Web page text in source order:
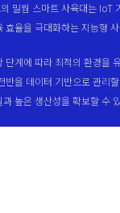
밀웜 스마트 사육대는 IoT
효율을 극대화하는 지능형
단계에 따라 최적의 환경을
반을 데이터 기반으로 관리
과 높은 생산성을 확보할 수